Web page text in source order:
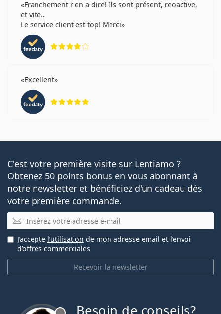
Franchement rien a dire! Ils sont présent, reoactive,
et vite..
Le service client est top! Merci
Excellent
C'est votre première visite sur Lentiamo ?
Obtenez 50 points bonus en vous abonnant à
notre newsletter et bénéficiez d'un cadeau dès
votre première commande.
E-mail
Recevoir la newsletter
J’accepte l’utilisation de mon adresse email et l’envoi
d’offres commerciales
Besoin de conseils?